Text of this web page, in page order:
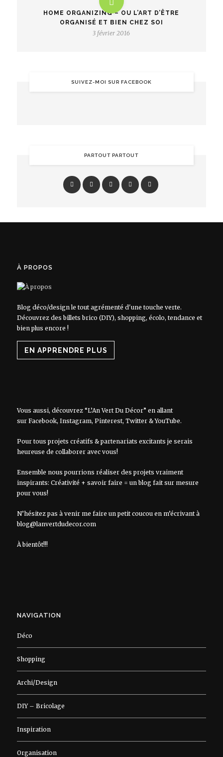
HOME ORGANIZING – OU L’ART D’ÊTRE
ORGANISÉ ET BIEN CHEZ SOI
3 février 2016
SUIVEZ-MOI SUR FACEBOOK
PARTOUT PARTOUT
À PROPOS
Blog déco/design le tout agrémenté d'une touche verte.
Découvrez des billets brico (DIY), shopping, écolo, tendance et
bien plus encore !
EN APPRENDRE PLUS
Vous aussi, découvrez “L’An Vert Du Décor” en allant
sur Facebook, Instagram, Pinterest, Twitter&YouTube.
Pour tous projets créatifs & partenariats excitants je serais
heureuse de collaborer avec vous!
Ensemble nous pourrions réaliser des projets vraiment
inspirants: Créativité + savoir faire = un blog fait sur mesure
pour vous!
N’hésitez pas à venir me faire un petit coucou en m’écrivant à
blog@lanvertdudecor.com
À bientôt!!!
NAVIGATION
Déco
Shopping
Archi/Design
DIY – Bricolage
Inspiration
Organisation